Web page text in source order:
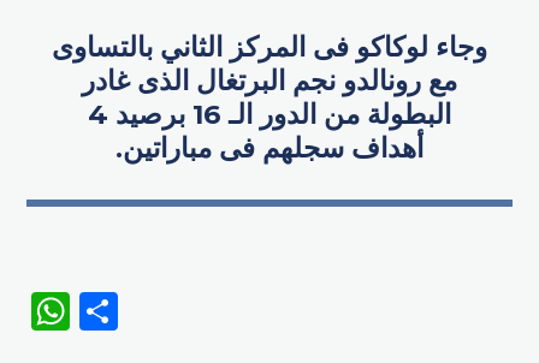
وجاء لوكاكو فى المركز الثاني بالتساوى
مع رونالدو نجم البرتغال الذى غادر
البطولة من الدور الـ 16 برصيد 4
أهداف سجلهم فى مباراتين.
WhatsApp